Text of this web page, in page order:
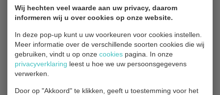
Wij hechten veel waarde aan uw privacy, daarom
informeren wij u over cookies op onze website.
In deze pop-up kunt u uw voorkeuren voor cookies instellen.
Meer informatie over de verschillende soorten cookies die wij
gebruiken, vindt u op onze cookies pagina. In onze
privacyverklaring leest u hoe we uw persoonsgegevens
verwerken.
Door op "Akkoord" te klikken, geeft u toestemming voor het
Geschiedenis
Evenementen
Contact